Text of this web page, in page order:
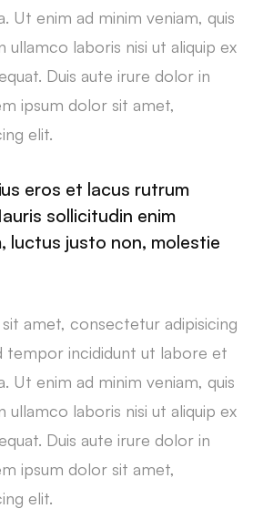
Ut enim ad minim veniam, quis
ullamco laboris nisi ut aliquip ex
Duis aute irure dolor in
ipsum dolor sit amet,
elit.
eros et lacus rutrum
sollicitudin enim
luctus justo non, molestie
amet, consectetur adipisicing
tempor incididunt ut labore et
Ut enim ad minim veniam, quis
ullamco laboris nisi ut aliquip ex
Duis aute irure dolor in
ipsum dolor sit amet,
elit.